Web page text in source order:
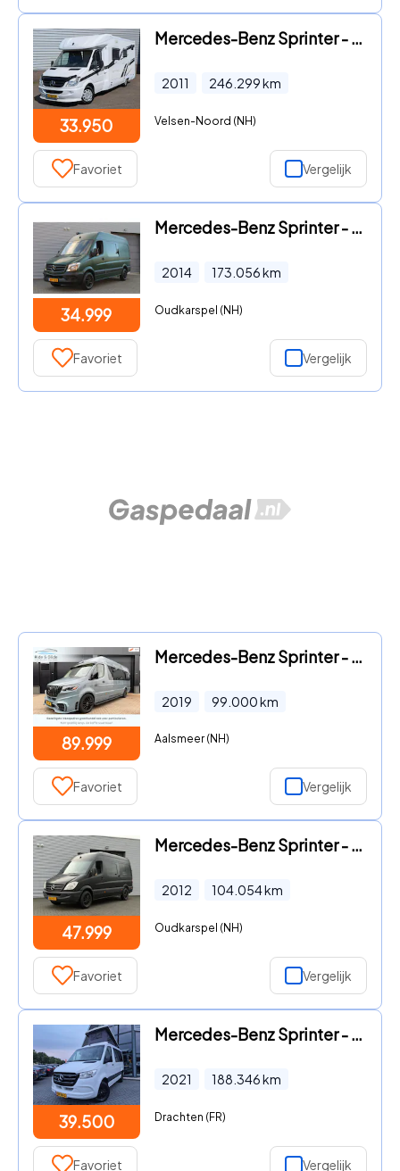
33.950
Mercedes-Benz Sprinter - Camper
2011 246.299km
Velsen-Noord (NH)
Favoriet Vergelijk
34.999
Mercedes-Benz Sprinter - 210 CDI I Camper I Luchtvering I Luifel I Incl. BTW
2014 173.056km
Oudkarspel (NH)
Favoriet Vergelijk
89.999
Mercedes-Benz Sprinter - 319 3.0 CDI L3H2 dikste camper motorsport mx motorhome
2019 99.000km
Aalsmeer (NH)
Favoriet Vergelijk
47.999
Mercedes-Benz Sprinter - 313 2.2 CDI L2 H2 I Camper I Luifel I Incl. Btw
2012 104.054km
Oudkarspel (NH)
Favoriet Vergelijk
39.500
Mercedes-Benz Sprinter - 315 Camper |1e Eigenaar | Automaat| Slaapplekken | Stand Kac
2021 188.346km
Drachten (FR)
Favoriet Vergelijk